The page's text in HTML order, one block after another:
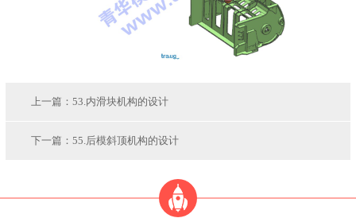
上一篇： 53.内滑块机构的设计
下一篇： 55.后模斜顶机构的设计